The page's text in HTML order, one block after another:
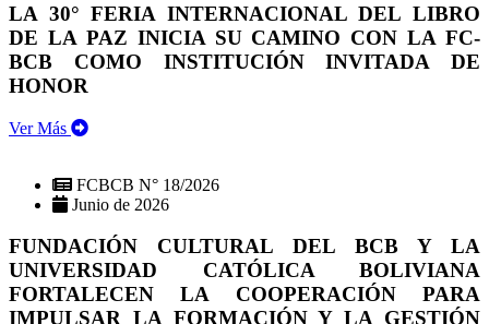
LA 30° FERIA INTERNACIONAL DEL LIBRO
DE LA PAZ INICIA SU CAMINO CON LA FC-
BCB COMO INSTITUCIÓN INVITADA DE
HONOR
Ver Más
FCBCB N° 18/2026
Junio de 2026
FUNDACIÓN CULTURAL DEL BCB Y LA
UNIVERSIDAD CATÓLICA BOLIVIANA
FORTALECEN LA COOPERACIÓN PARA
IMPULSAR LA FORMACIÓN Y LA GESTIÓN